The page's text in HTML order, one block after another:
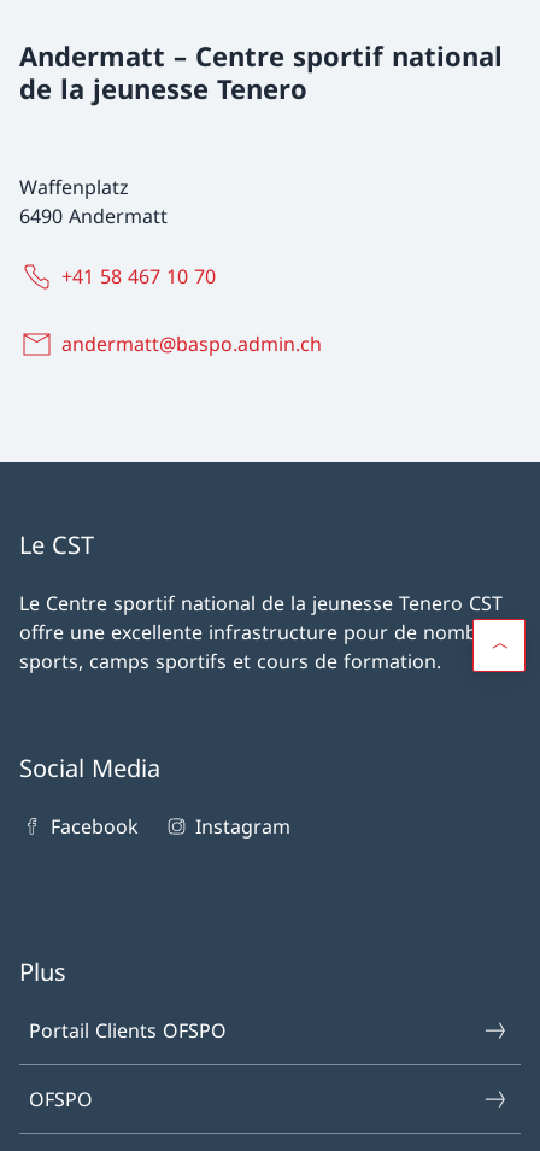
Andermatt – Centre sportif national
de la jeunesse Tenero
Waffenplatz
6490 Andermatt
+41 58 467 10 70
andermatt@baspo.admin.ch
Le CST
Le Centre sportif national de la jeunesse Tenero CST
offre une excellente infrastructure pour de nombreux
sports, camps sportifs et cours de formation.
Social Media
Facebook Instagram
Plus
Portail Clients OFSPO
OFSPO